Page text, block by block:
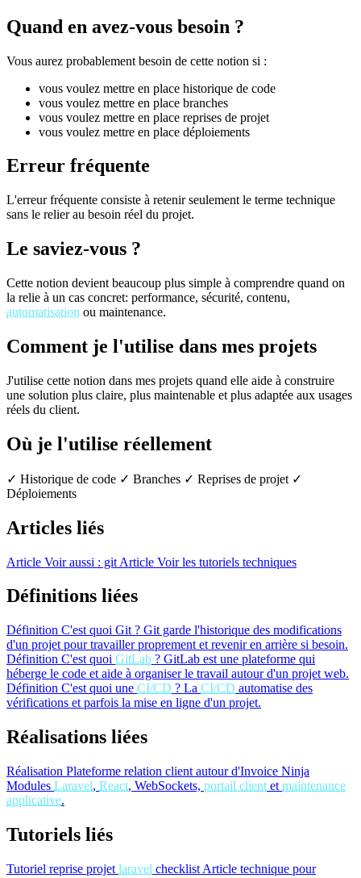
Quand en avez-vous besoin ?
Vous aurez probablement besoin de cette notion si :
vous voulez mettre en place historique de code
vous voulez mettre en place branches
vous voulez mettre en place reprises de projet
vous voulez mettre en place déploiements
Erreur fréquente
L'erreur fréquente consiste à retenir seulement le terme technique
sans le relier au besoin réel du projet.
Le saviez-vous ?
Cette notion devient beaucoup plus simple à comprendre quand on
la relie à un cas concret: performance, sécurité, contenu,
automatisation ou maintenance.
Comment je l'utilise dans mes projets
J'utilise cette notion dans mes projets quand elle aide à construire
une solution plus claire, plus maintenable et plus adaptée aux usages
réels du client.
Où je l'utilise réellement
✓ Historique de code ✓ Branches ✓ Reprises de projet ✓
Déploiements
Articles liés
Article Voir aussi : git Article Voir les tutoriels techniques
Définitions liées
Définition C'est quoi Git ? Git garde l'historique des modifications
d'un projet pour travailler proprement et revenir en arrière si besoin.
Définition C'est quoi GitLab ? GitLab est une plateforme qui
héberge le code et aide à organiser le travail autour d'un projet web.
Définition C'est quoi une CI/CD ? La CI/CD automatise des
vérifications et parfois la mise en ligne d'un projet.
Réalisations liées
Réalisation Plateforme relation client autour d'Invoice Ninja
Modules Laravel, React, WebSockets, portail client et maintenance
applicative.
Tutoriels liés
Tutoriel reprise projet laravel checklist Article technique pour